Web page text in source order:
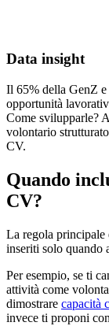
Data insight
Il 65% della GenZ
opportunità
Come svilupparle?
volontario
CV.
Quando
CV?
La regola principale
inseriti solo quando
Per esempio, se ti
attività come
dimostrare capacità
invece ti proponi